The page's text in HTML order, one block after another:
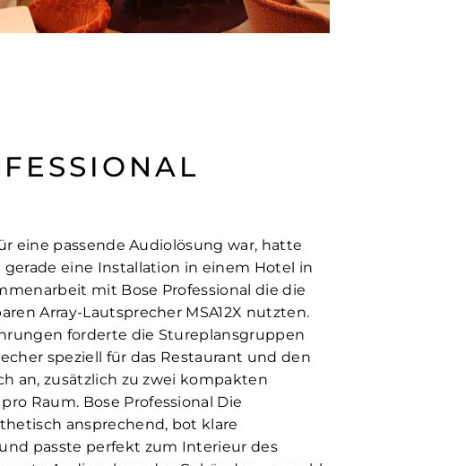
eine passende Audiolösung war, hatte
eine Installation in einem Hotel in
mit Bose Professional die die
Array-Lautsprecher MSA12X nutzten.
forderte die Stureplansgruppen
speziell für das Restaurant und den
an, zusätzlich zu zwei kompakten
Raum. Bose Professional Die
ansprechend, bot klare
passte perfekt zum Interieur des